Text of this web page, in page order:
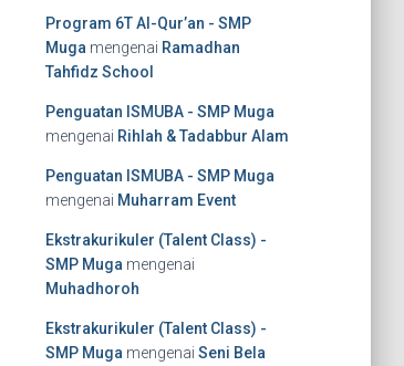
Program 6T Al-Qur’an - SMP
Muga mengenai Ramadhan
Tahfidz School
Penguatan ISMUBA - SMP Muga
mengenai Rihlah & Tadabbur Alam
Penguatan ISMUBA - SMP Muga
mengenai Muharram Event
Ekstrakurikuler (Talent Class) -
SMP Muga mengenai
Muhadhoroh
Ekstrakurikuler (Talent Class) -
SMP Muga mengenai Seni Bela